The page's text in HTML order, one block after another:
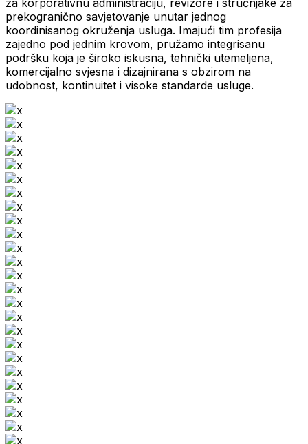
prekogranično savjetovanje unutar jednog
koordinisanog okruženja usluga. Imajući tim profesija
zajedno pod jednim krovom, pružamo integrisanu
podršku koja je široko iskusna, tehnički utemeljena,
komercijalno svjesna i dizajnirana s obzirom na
udobnost, kontinuitet i visoke standarde usluge.